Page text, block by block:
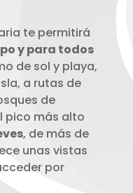
te permitirá
y para todos
de sol y playa,
a rutas de
de
pico más alto
, de más de
unas vistas
por